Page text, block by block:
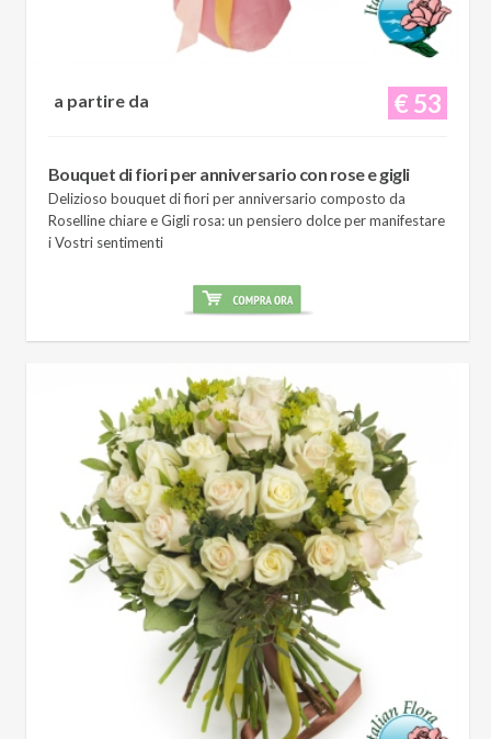
€ 53
a partire da
Bouquet di fiori per anniversario con rose e gigli
Delizioso bouquet di fiori per anniversario composto da
Roselline chiare e Gigli rosa: un pensiero dolce per manifestare
i Vostri sentimenti